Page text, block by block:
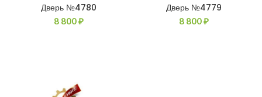
Дверь №4780
8 800₽
Дверь №4779
8 800₽